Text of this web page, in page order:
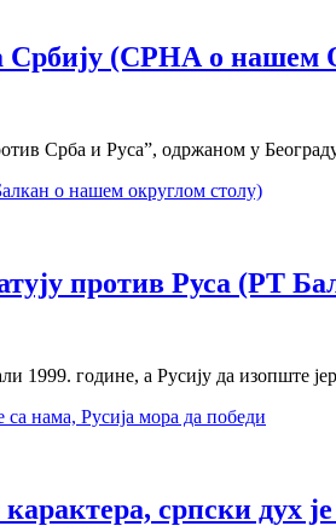
Србију (СРНА о нашем
Срба и Руса”, одржаном у
против Руса (РТ
1999. године, а Русију да изопште
српски дух